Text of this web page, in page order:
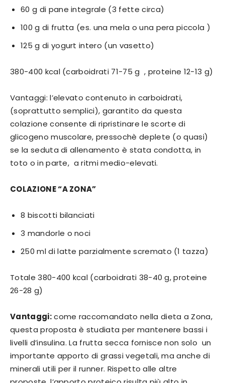
60 g di pane integrale (3 fette circa)
100 g di frutta (es. una mela o una pera piccola )
125 g di yogurt intero (un vasetto)
380-400 kcal (carboidrati 71-75 g , proteine 12-13 g)
Vantaggi: l’elevato contenuto in carboidrati,
(soprattutto semplici), garantito da questa
colazione consente di ripristinare le scorte di
glicogeno muscolare, pressochè deplete (o quasi)
se la seduta di allenamento è stata condotta, in
toto o in parte, a ritmi medio-elevati.
COLAZIONE “A ZONA”
8 biscotti bilanciati
3 mandorle o noci
250 ml di latte parzialmente scremato (1 tazza)
Totale 380-400 kcal (carboidrati 38-40 g, proteine
26-28 g)
Vantaggi:come raccomandato nella dieta a Zona,
questa proposta è studiata per mantenere bassi i
livelli d’insulina. La frutta secca fornisce non solo un
importante apporto di grassi vegetali, ma anche di
minerali utili per il runner. Rispetto alle altre